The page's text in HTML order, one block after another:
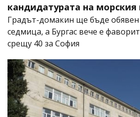
кандидатурата на морския
Градът-домакин ще бъде
седмица, а Бургас вече е
срещу 40 за София